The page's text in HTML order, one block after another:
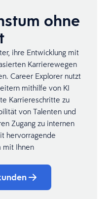
ohne
ihre Entwicklung mit
Karrierewegen
Career Explorer nutzt
mithilfe von KI
Karriereschritte zu
von Talenten und
Zugang zu internen
hervorragende
mit Ihnen